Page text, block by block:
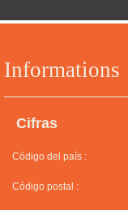
Informations
Cifras
Código del país :
Código postal :